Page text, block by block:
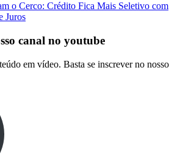
o Cerco: Crédito Fica Mais Seletivo com
Juros
canal no youtube
em vídeo. Basta se inscrever no nosso